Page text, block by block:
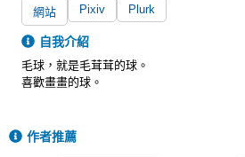
網站 Pixiv Plurk
自我介紹
毛球，就是毛茸茸的球。
喜歡畫畫的球。
作者推薦